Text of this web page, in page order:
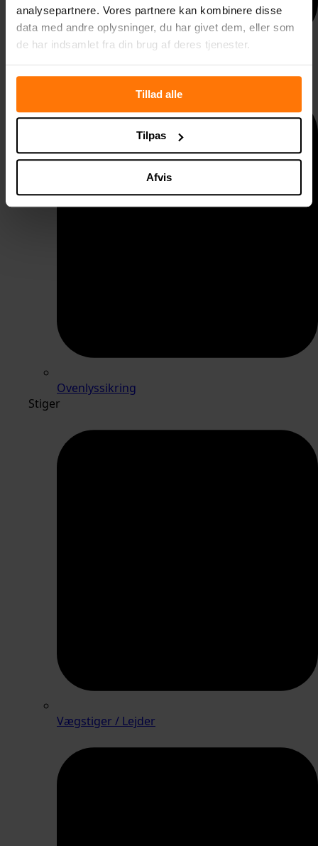
analysepartnere. Vores partnere kan kombinere disse
data med andre oplysninger, du har givet dem, eller som
de har indsamlet fra din brug af deres tjenester.
Tillad alle
Tilpas
Afvis
Taggelænder
Ovenlyssikring
Stiger
Vægstiger / Lejder